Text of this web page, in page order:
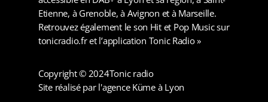
Etienne, à Grenoble, à Avignon et à Marseille.
Retrouvez également le son Hit et Pop Music sur
tonicradio.fr et l’application Tonic Radio »
Copyright © 2024Tonic radio
Site réalisé par l'agence Küme à Lyon